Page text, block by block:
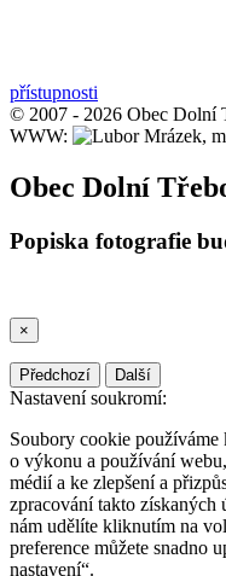
přístupnosti
© 2007 - 2026 Obec Dolní
WWW:
Obec Dolní
Popiska fotografie
×
Předchozí Další
Nastavení soukromí:
Soubory cookie
o výkonu a používání
médií a ke zlepšení a
zpracování takto získaných
nám udělíte kliknutím na
preference můžete snadno
nastavení“.